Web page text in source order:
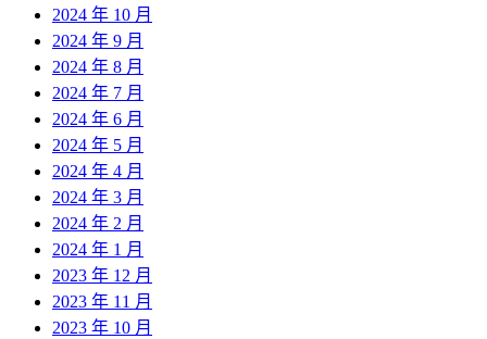
2024 年 10 月
2024 年 9 月
2024 年 8 月
2024 年 7 月
2024 年 6 月
2024 年 5 月
2024 年 4 月
2024 年 3 月
2024 年 2 月
2024 年 1 月
2023 年 12 月
2023 年 11 月
2023 年 10 月